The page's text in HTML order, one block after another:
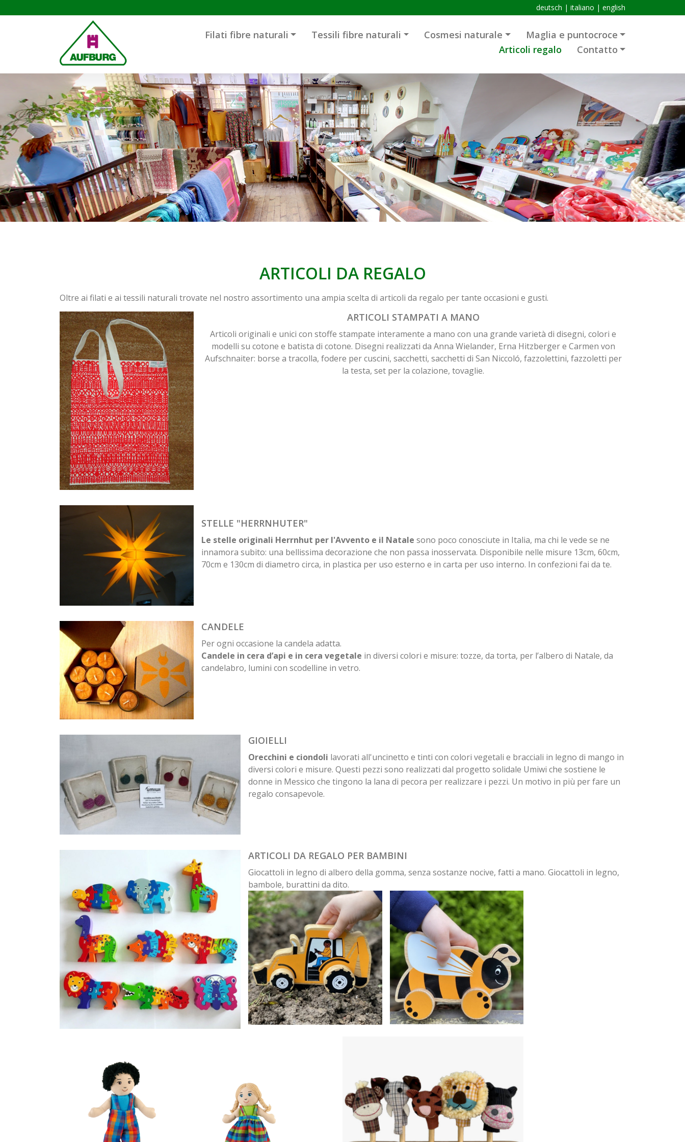
deutsch | italiano | english
Filati fibre naturali Tessili fibre naturali Cosmesi naturale
Maglia e puntocroce
Articoli regalo
Contatto
ARTICOLI DA REGALO
Oltre ai filati e ai tessili naturali trovate nel nostro assortimento una ampia scelta di articoli da regalo per tante occasioni e gusti.
ARTICOLI STAMPATI A MANO
Articoli originali e unici con stoffe stampate interamente a mano con una grande varietà di disegni, colori e
modelli su cotone e batista di cotone. Disegni realizzati da Anna Wielander, Erna Hitzberger e Carmen von
Aufschnaiter: borse a tracolla, fodere per cuscini, sacchetti, sacchetti di San Niccoló, fazzolettini, fazzoletti per
la testa, set per la colazione, tovaglie.
STELLE "HERRNHUTER"
Le stelle originali Herrnhut per l'Avvento e il Natale sono poco conosciute in Italia, ma chi le vede se ne
innamora subito: una bellissima decorazione che non passa inosservata. Disponibile nelle misure 13cm, 60cm,
70cm e 130cm di diametro circa, in plastica per uso esterno e in carta per uso interno. In confezioni fai da te.
CANDELE
Per ogni occasione la candela adatta.
Candele in cera d’api e in cera vegetale in diversi colori e misure: tozze, da torta, per l’albero di Natale, da
candelabro, lumini con scodelline in vetro.
GIOIELLI
Orecchini e ciondoli lavorati all'uncinetto e tinti con colori vegetali e bracciali in legno di mango in
diversi colori e misure. Questi pezzi sono realizzati dal progetto solidale Umiwi che sostiene le
donne in Messico che tingono la lana di pecora per realizzare i pezzi. Un motivo in più per fare un
regalo consapevole.
ARTICOLI DA REGALO PER BAMBINI
Giocattoli in legno di albero della gomma, senza sostanze nocive, fatti a mano. Giocattoli in legno,
bambole, burattini da dito.